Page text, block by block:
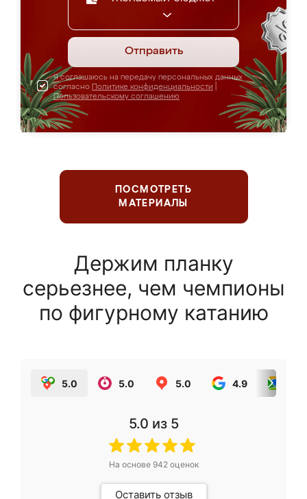
Отправить
Я соглашаюсь на передачу персональных данных
согласно Политике конфиденциальности
Пользовательскому соглашению
ПОСМОТРЕТЬ
МАТЕРИАЛЫ
Держим планку
серьезнее, чем чемпионы
по фигурному катанию
5.0 5.0 5.0 4.9
5.0 из 5
На основе 942оценок
Оставить отзыв